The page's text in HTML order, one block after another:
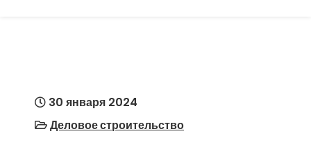
30 января 2024
Деловое строительство